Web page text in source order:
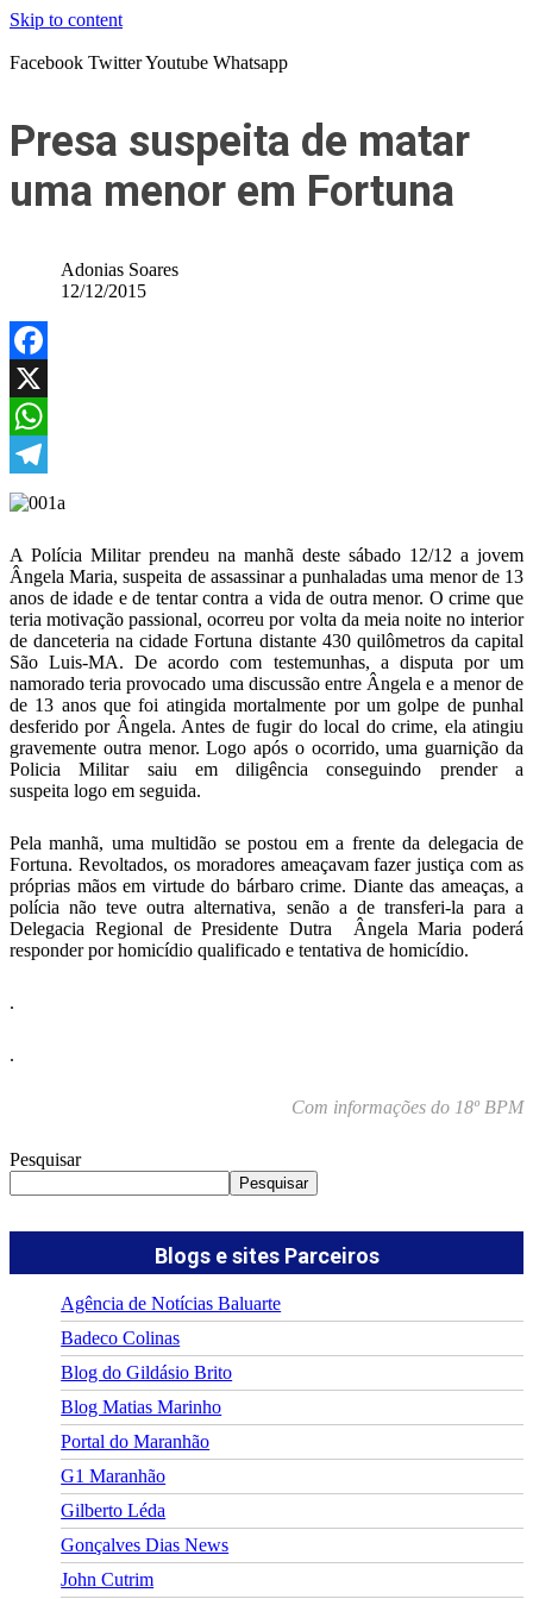
Skip to content
Facebook TwitterYoutube Whatsapp
Presa suspeita de matar
uma menor em Fortuna
Adonias Soares
12/12/2015
Facebook
X
WhatsApp
Telegram
A Polícia Militar prendeu na manhã deste sábado 12/12 a jovem
Ângela Maria, suspeita de assassinar a punhaladas uma menor de 13
anos de idade e de tentar contra a vida de outra menor. O crime que
teria motivação passional, ocorreu por volta da meia noite no interior
de danceteria na cidade Fortuna distante 430 quilômetros da capital
São Luis-MA. De acordo com testemunhas, a disputa por um
namorado teria provocado uma discussão entre Ângela e a menor de
de 13 anos que foi atingida mortalmente por um golpe de punhal
desferido por Ângela. Antes de fugir do local do crime, ela atingiu
gravemente outra menor. Logo após o ocorrido, uma guarnição da
Policia Militar saiu em diligência conseguindo prender a
suspeita logo em seguida.
Pela manhã, uma multidão se postou em a frente da delegacia de
Fortuna. Revoltados, os moradores ameaçavam fazer justiça com as
próprias mãos em virtude do bárbaro crime. Diante das ameaças, a
polícia não teve outra alternativa, senão a de transferi-la para a
Delegacia Regional de Presidente Dutra Ângela Maria poderá
responder por homicídio qualificado e tentativa de homicídio.
.
.
Com informações do 18º BPM
Pesquisar
Pesquisar
Blogs e sites Parceiros
Agência de Notícias Baluarte
Badeco Colinas
Blog do Gildásio Brito
Blog Matias Marinho
Portal do Maranhão
G1 Maranhão
Gilberto Léda
Gonçalves Dias News
John Cutrim